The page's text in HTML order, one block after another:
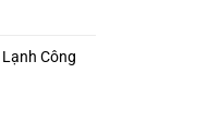
Công